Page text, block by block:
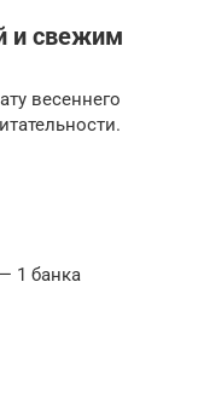
и свежим
весеннего
1 банка